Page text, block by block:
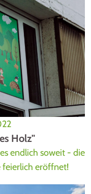
Holz"
endlich soweit - die
feierlich eröffnet!